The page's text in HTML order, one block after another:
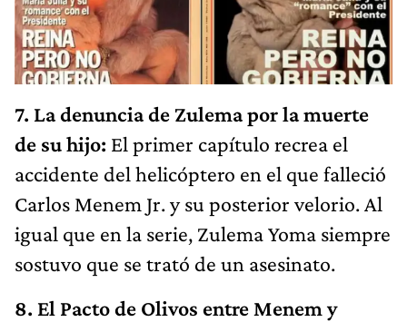
7. La denuncia de Zulema por la muerte
de su hijo: El primer capítulo recrea el
accidente del helicóptero en el que falleció
Carlos Menem Jr. y su posterior velorio. Al
igual que en la serie, Zulema Yoma siempre
sostuvo que se trató de un asesinato.
8. El Pacto de Olivos entre Menem y